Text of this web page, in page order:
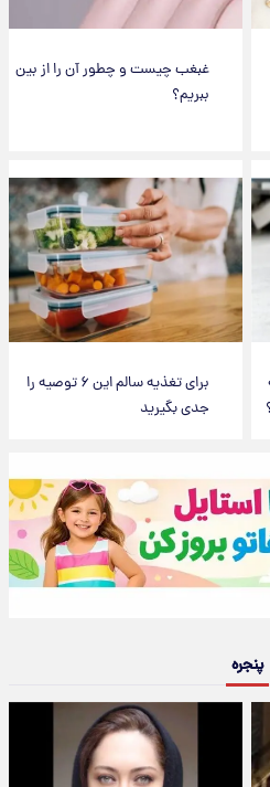
غبغب چیست و چطور آن را از بین
ببریم؟
برای تغذیه سالم این ۶ توصیه را
جدی بگیرید
پنجره